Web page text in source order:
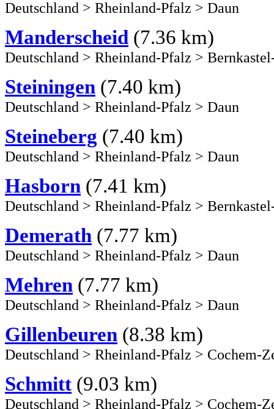
Deutschland > Rheinland-Pfalz > Daun
Manderscheid (7.36 km)
Deutschland > Rheinland-Pfalz >
Steiningen (7.40 km)
Deutschland > Rheinland-Pfalz > Daun
Steineberg (7.40 km)
Deutschland > Rheinland-Pfalz > Daun
Hasborn (7.41 km)
Deutschland > Rheinland-Pfalz >
Demerath (7.77 km)
Deutschland > Rheinland-Pfalz > Daun
Mehren (7.77 km)
Deutschland > Rheinland-Pfalz > Daun
Gillenbeuren (8.38 km)
Deutschland > Rheinland-Pfalz > Cochem-
Schmitt (9.03 km)
Deutschland > Rheinland-Pfalz > Cochem-